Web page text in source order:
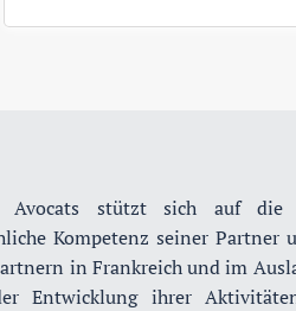
Avocats stützt sich auf die
Kompetenz seiner Partner
in Frankreich und im
Entwicklung ihrer